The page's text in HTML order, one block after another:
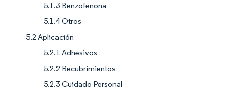
5.1.3 Benzofenona
5.1.4 Otros
5.2 Aplicación
5.2.1 Adhesivos
5.2.2 Recubrimientos
5.2.3 Cuidado Personal